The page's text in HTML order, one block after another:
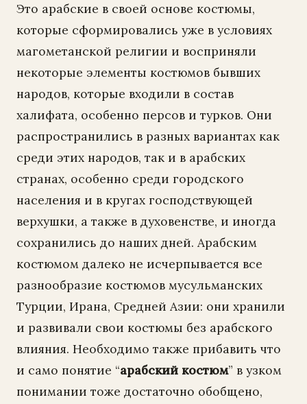
Это арабские в своей основе костюмы,
которые сформировались уже в условиях
магометанской религии и восприняли
некоторые элементы костюмов бывших
народов, которые входили в состав
халифата, особенно персов и турков. Они
распространились в разных вариантах как
среди этих народов, так и в арабских
странах, особенно среди городского
населения и в кругах господствующей
верхушки, а также в духовенстве, и иногда
сохранились до наших дней. Арабским
костюмом далеко не исчерпывается все
разнообразие костюмов мусульманских
Турции, Ирана, Средней Азии: они хранили
и развивали свои костюмы без арабского
влияния. Необходимо также прибавить что
и само понятие “арабский костюм” в узком
понимании тоже достаточно обобщено,